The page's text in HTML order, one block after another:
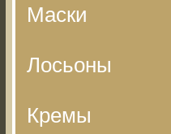
Маски
Лосьоны
Кремы